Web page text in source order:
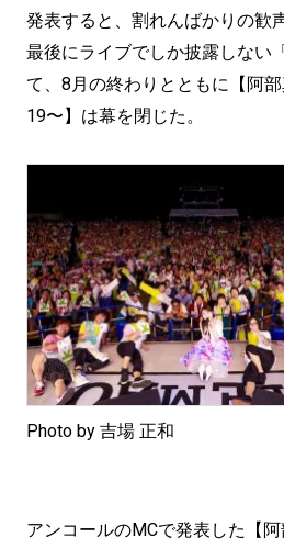
発表すると、割れんばかりの歓
最後にライブでしか披露しない
て、8月の終わりとともに【阿
19〜】は幕を閉じた。
Photo by 吉場 正和
アンコールのMCで発表した【